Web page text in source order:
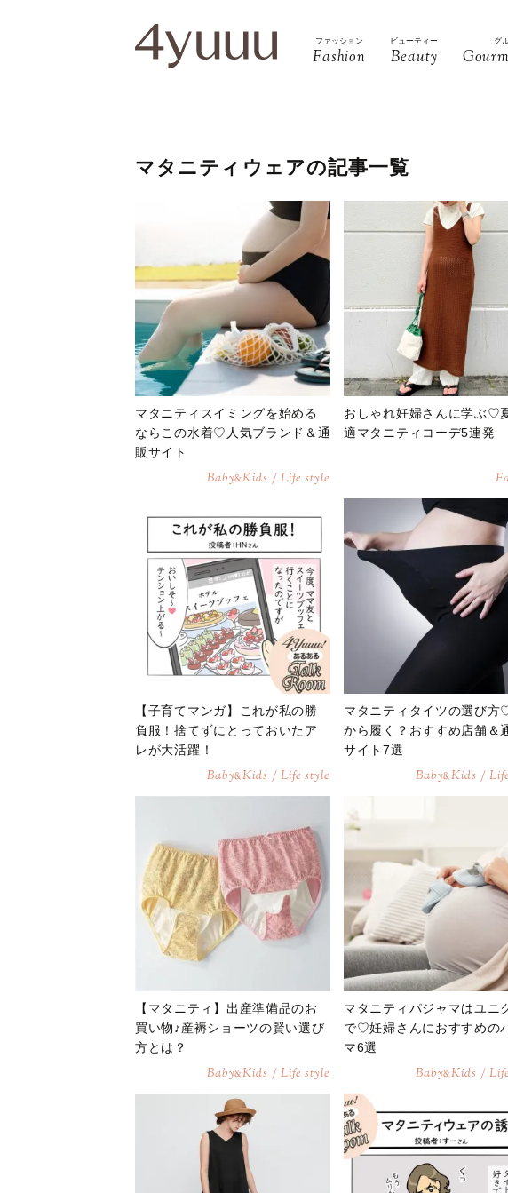
ファッション
Fashion
ビューティー
Beauty
グ
マタニティウェアの記事一覧
マタニティスイミングを始める
ならこの水着♡人気ブランド＆通
販サイト
Baby&Kids / Life style
おしゃれ妊婦さんに学ぶ♡
適マタニティコーデ5連発
【子育てマンガ】これが私の勝
負服！捨てずにとっておいたア
レが大活躍！
Baby&Kids / Life style
マタニティタイツの選び方
から履く？おすすめ店舗＆
サイト7選
Baby&Kids /
【マタニティ】出産準備品のお
買い物♪産褥ショーツの賢い選び
方とは？
Baby&Kids / Life style
マタニティパジャマはユニ
で♡妊婦さんにおすすめの
マ6選
Baby&Kids /